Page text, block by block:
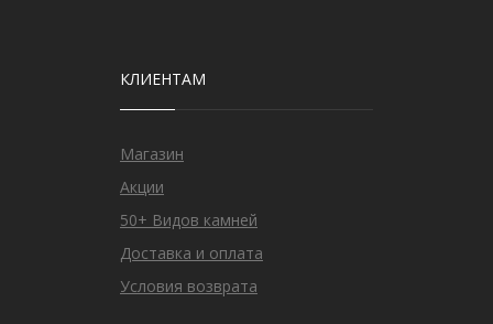
КЛИЕНТАМ
Магазин
Акции
50+ Видов камней
Доставка и оплата
Условия возврата